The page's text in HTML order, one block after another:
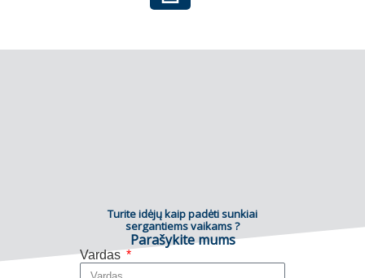
Turite idėjų kaip padėti sunkiai
sergantiems vaikams ?
Parašykite mums
Vardas